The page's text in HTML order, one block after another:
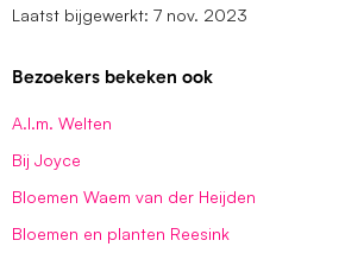
Laatst bijgewerkt: 7 nov. 2023
Bezoekers bekeken ook
A.l.m. Welten
Bij Joyce
Bloemen Waem van der Heijden
Bloemen en planten Reesink